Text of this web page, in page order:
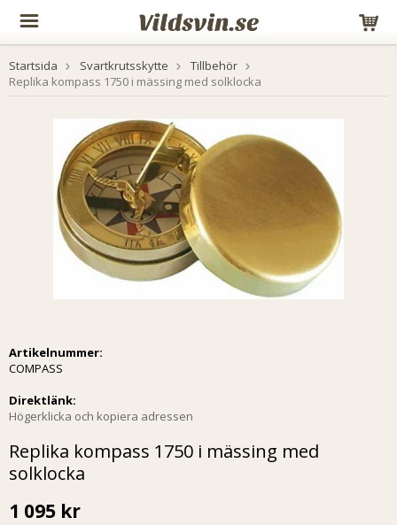
Startsida Svartkrutsskytte
Tillbehör
Replika kompass 1750 i mässing med solklocka
Artikelnummer:
COMPASS
Direktlänk:
Högerklicka och kopiera adressen
Replika kompass 1750 i mässing med
solklocka
1 095 kr